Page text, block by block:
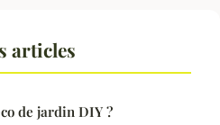
articles
de jardin DIY ?